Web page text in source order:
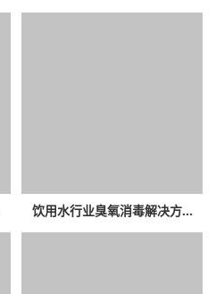
饮用水行业臭氧消毒解决方...